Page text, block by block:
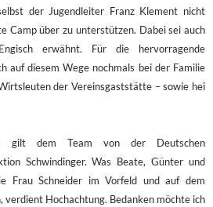
der Jugendleiter Franz Klement nicht
Camp über zu unterstützen. Dabei sei auch
erwähnt. Für die hervorragende
auf diesem Wege nochmals bei der Familie
der Vereinsgaststätte – sowie hei
gilt dem Team von der Deutschen
Schwindinger. Was Beate, Günter und
Frau Schneider im Vorfeld und auf dem
verdient Hochachtung. Bedanken möchte ich